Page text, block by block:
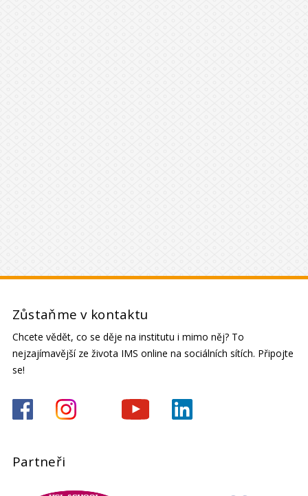
Zůstaňme v kontaktu
Chcete vědět, co se děje na institutu i mimo něj? To
nejzajímavější ze života IMS online na sociálních sítích. Připojte
se!
Partneři